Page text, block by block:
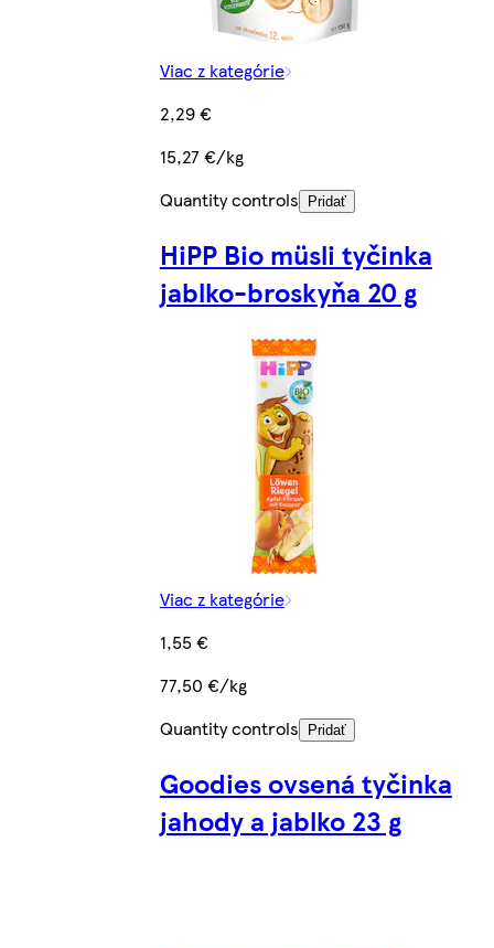
Viac z kategórie
2,29 €
15,27 €/kg
Quantity controls
Pridať
HiPP Bio müsli tyčinka
jablko-broskyňa 20 g
Viac z kategórie
1,55 €
77,50 €/kg
Quantity controls
Pridať
Goodies ovsená tyčinka
jahody a jablko 23 g